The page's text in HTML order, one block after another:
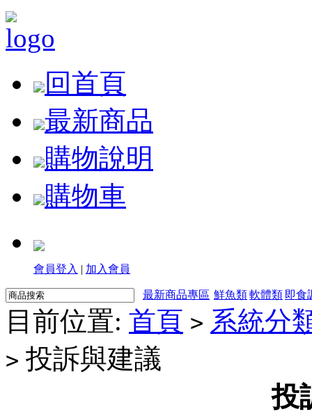
回首頁
最新商品
購物說明
購物車
會員登入 | 加入會員
最新商品專區 鮮魚類軟體類 即食
目前位置: 首頁 > 系統分
> 投訴與建議
投